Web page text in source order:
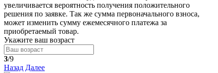
увеличивается вероятность получения положительного
решения по заявке. Так же сумма первоначального взноса,
может изменить сумму ежемесячного платежа за
приобретаемый товар.
Укажите ваш возраст
3/9
Назад Далее